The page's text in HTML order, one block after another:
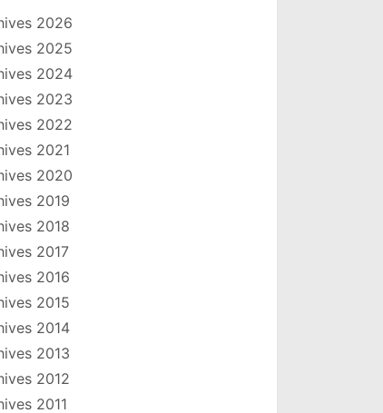
2026
2025
2024
2023
2022
2021
2020
2019
2018
2017
2016
2015
2014
2013
2012
2011